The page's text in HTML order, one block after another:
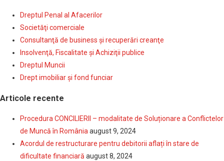
Dreptul Penal al Afacerilor
Societăţi comerciale
Consultanţă de business şi recuperări creanţe
Insolvenţă, Fiscalitate şi Achiziţii publice
Dreptul Muncii
Drept imobiliar şi fond funciar
Articole recente
Procedura CONCILIERII – modalitate de Soluționare a Conflictelor
de Muncă în Româniaaugust 9, 2024
Acordul de restructurare pentru debitorii aflați în stare de
dificultate financiară august 8, 2024